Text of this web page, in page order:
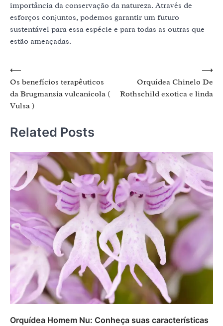
importância da conservação da natureza. Através de
esforços conjuntos, podemos garantir um futuro
sustentável para essa espécie e para todas as outras que
estão ameaçadas.
Navegação
de
Post
⟵
Os benefícios terapêuticos
da Brugmansia vulcanicola (
Vulsa )
Orquídea Chinelo De
Rothschild exotica e linda
⟶
Related Posts
Orquídea Homem Nu: Conheça suas características